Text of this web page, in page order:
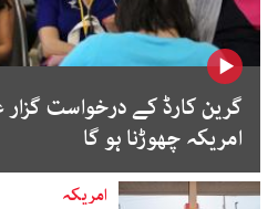
گرین کارڈ کے درخواست
امریکہ چھوڑنا ہو گا
امریکہ